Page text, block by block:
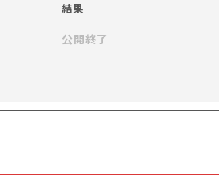
結果
公開終了